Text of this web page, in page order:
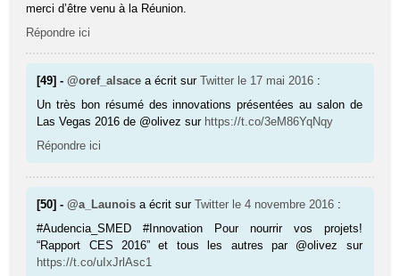
merci d’être venu à la Réunion.
Répondre ici
[49] -@oref_alsace a écrit surTwitter le 17 mai 2016 :
Un très bon résumé des innovations présentées au salon de
Las Vegas 2016 de @olivez sur https://t.co/3eM86YqNqy
Répondre ici
[50] -@a_Launois a écrit surTwitter le 4 novembre 2016 :
#Audencia_SMED #Innovation Pour nourrir vos projets!
“Rapport CES 2016” et tous les autres par @olivez sur
https://t.co/uIxJrlAsc1